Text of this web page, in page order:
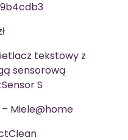
tekstowy z
sensorową
S
– Miele@home